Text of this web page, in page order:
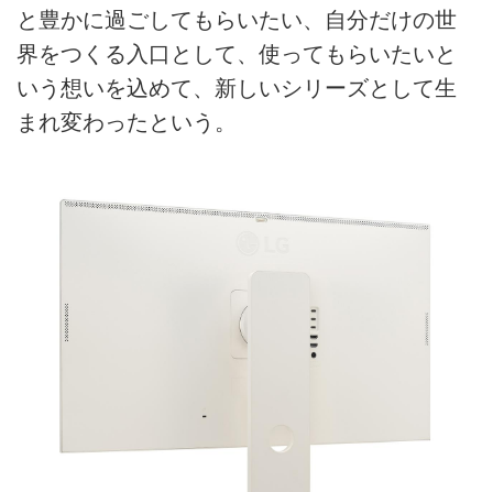
と豊かに過ごしてもらいたい、自分だけの世
界をつくる入口として、使ってもらいたいと
いう想いを込めて、新しいシリーズとして生
まれ変わったという。